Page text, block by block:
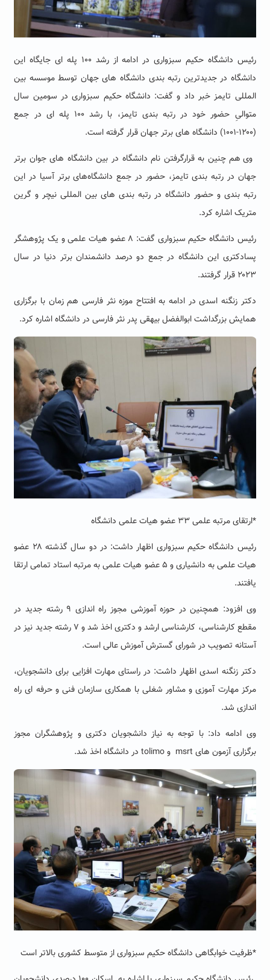
رئیس دانشگاه حکیم سبزواری در ادامه از رشد۱۰۰ پله ای جایگاه این
دانشگاه در جدیدترین رتبه بندی دانشگاه های جهان توسط موسسه بین
المللی تایمز خبر داد و گفت: دانشگاه حکیم سبزواری در سومین سال
متوالیِ حضور خود در رتبه بندی تایمز، با رشد ۱۰۰ پله ای در جمع
(۱۲۰۰-۱۰۰۱) دانشگاه های برتر جهان قرار گرفته است.
وی هم چنین به قرارگرفتن نام دانشگاه در بین دانشگاه های جوان برتر
جهان در رتبه بندی تایمز، حضور در جمع دانشگاه‌های برتر آسیا در این
رتبه بندی و حضور دانشگاه در رتبه بندی های بین المللی نیچر و گرین
متریک اشاره کرد.
رئیس دانشگاه حکیم سبزواری گفت: ۸عضو هیات‌ علمی و یک پژوهشگر
پسادکتری این دانشگاه در جمع دو درصد دانشمندان برتر دنیا در سال
۲۰۲۳ قرار گرفتند.
دکتر زنگنه اسدی در ادامه به افتتاح موزه نثر فارسی هم زمان با برگزاری
همایش بزرگداشت ابوالفضل بیهقی پدر نثر فارسی در دانشگاه اشاره کرد.
*ارتقای مرتبه علمی ۳۳ عضو هیات علمی دانشگاه
رئیس دانشگاه حکیم سبزواری اظهار داشت: در دو سال گذشته ۲۸ عضو
هیات علمی به دانشیاری و ۵ عضو هیات علمی به مرتبه استاد تمامی ارتقا
یافتند.
وی افزود: همچنین در حوزه آموزشی مجوز راه اندازی ۹ رشته جدید در
مقطع کارشناسی، کارشناسی ارشد و دکتری اخذ شد و ۷ رشته جدید نیز در
آستانه تصویب در شورای گسترش آموزش عالی است.
دکتر زنگنه اسدی اظهار داشت: در راستای مهارت افزایی برای دانشجویان،
مرکز مهارت آموزی و مشاور شغلی با همکاری سازمان فنی و حرفه ای راه
اندازی شد.
وی ادامه داد: با توجه به نیاز دانشجویان دکتری و پژوهشگران مجوز
برگزاری آزمون های msrt وtolimo در دانشگاه اخذ شد.
*ظرفیت خوابگاهی دانشگاه حکیم سبزواریاز متوسط کشوری بالاتر است